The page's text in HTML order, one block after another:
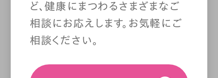
あうのも、やさしさのひとつ。あい
さつがルーチンになると忘れてし
まうかもしれませんが、家族にな
ど、健康にまつわるさまざまなご
相談にお応えします。お気軽にご
相談ください。